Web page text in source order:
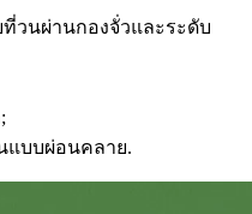
วนผ่านกองจั่วและระดับ
แบบผ่อนคลาย.